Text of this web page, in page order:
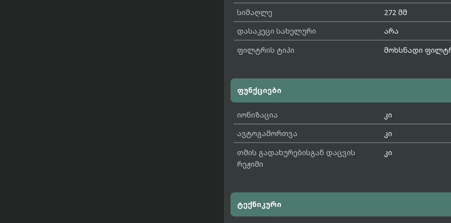
სიმაღლე
272 მმ
დასაკეცი სახელური
არა
ფილტრის ტიპი
მოხსნადი
ფუნქციები
იონიზაცია
კი
ავტოგამორთვა
კი
თმის გადახურებისგან დაცვის
რეჟიმი
კი
ტექნიკური